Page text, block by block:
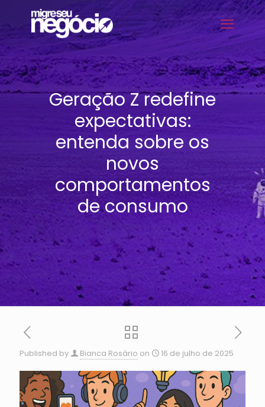
Geração Z redefine
expectativas:
entenda sobre os
novos
comportamentos
de consumo
Published by Bianca Rosário on 16 de julho de 2025